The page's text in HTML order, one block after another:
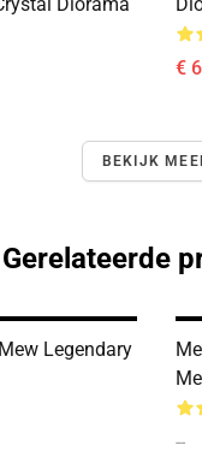
€
BEKIJK
Gerelateerde
Legendary
--